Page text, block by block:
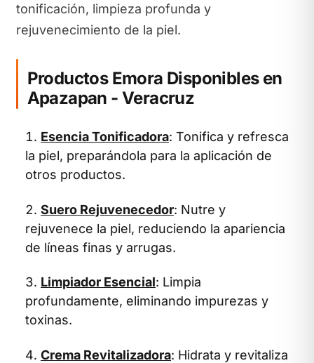
tonificación, limpieza profunda y
rejuvenecimiento de la piel.
Productos Emora Disponibles en
Apazapan - Veracruz
Esencia Tonificadora: Tonifica y refresca
la piel, preparándola para la aplicación de
otros productos.
Suero Rejuvenecedor: Nutre y
rejuvenece la piel, reduciendo la apariencia
de líneas finas y arrugas.
Limpiador Esencial: Limpia
profundamente, eliminando impurezas y
toxinas.
Crema Revitalizadora: Hidrata y revitaliza